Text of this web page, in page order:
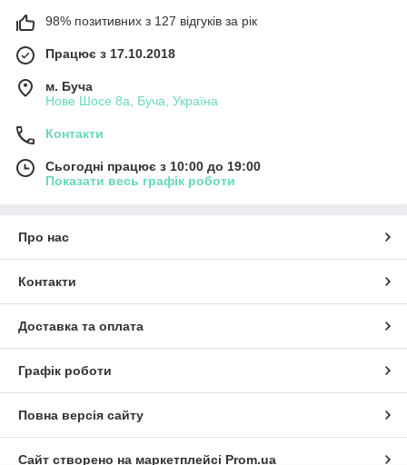
98% позитивних з 127 відгуків за рік
Працює з 17.10.2018
м. Буча
Нове Шосе 8а, Буча, Україна
Контакти
Сьогодні працює з 10:00 до 19:00
Показати весь графік роботи
Про нас
Контакти
Доставка та оплата
Графік роботи
Повна версія сайту
Сайт створено на маркетплейсі Prom.ua